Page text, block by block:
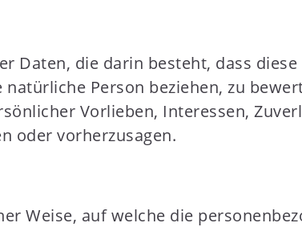
die darin besteht, dass
Person beziehen, zu
Vorlieben, Interessen,
oder vorherzusagen.
Weise, auf welche die